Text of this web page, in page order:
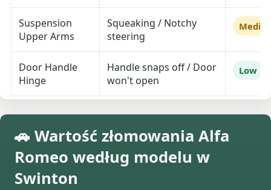
Suspension
Upper Arms
Squeaking / Notchy
steering
Door Handle
Hinge
Handle snaps off / Door
won't open
Low
🚗 Wartość złomowania Alfa
Romeo według modelu w
Swinton